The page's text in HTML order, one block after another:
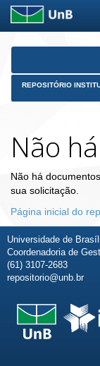
Skip
REPOSITÓRIO
Não
Não há
sua solicitação.
Página inicial do
Universidade de
Coordenadoria de
(61) 3107-2683
repositorio@unb.br